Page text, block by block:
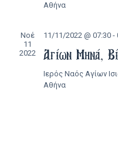
Αθήνα
Νοέ
11
2022
11/11/2022 @ 07:30-
Αγίων Μηνά,
Ιερός Ναός Αγίων
Αθήνα